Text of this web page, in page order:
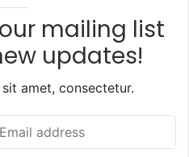
mailing list
updates!
amet, consectetur.